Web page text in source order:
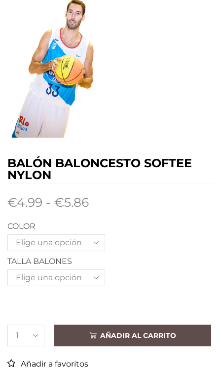
BALÓN BALONCESTO SOFTEE
NYLON
€4.99 - €5.86
COLOR
TALLA BALONES
AÑADIR AL CARRITO
Añadir a favoritos